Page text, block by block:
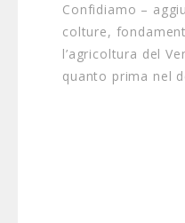
Confidiamo –
colture,
l’agricoltura del
quanto prima nel